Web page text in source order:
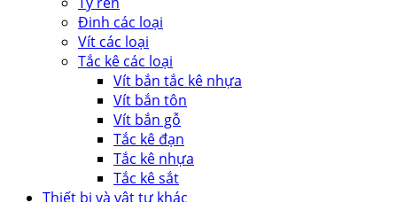
Đinh các loại
Vít các loại
Tắc kê các loại
Vít bắn tắc kê nhựa
Vít bắn tôn
Vít bắn gỗ
Tắc kê đạn
Tắc kê nhựa
Tắc kê sắt
Thiết bị và vật tư khác